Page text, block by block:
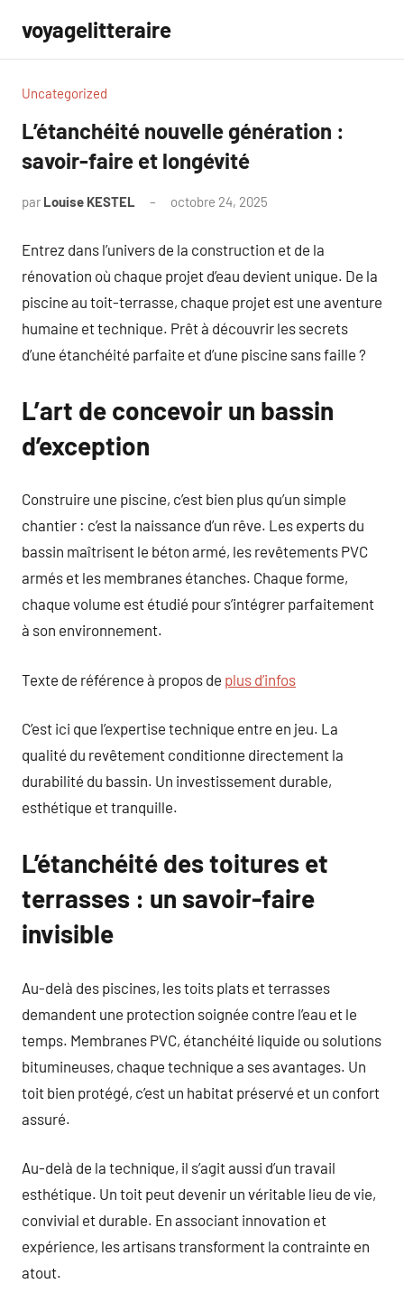
contenu
voyagelitteraire
Uncategorized
L’étanchéité nouvelle génération :
savoir-faire et longévité
par Louise KESTEL octobre 24, 2025
Entrez dans l’univers de la construction et de la
rénovation où chaque projet d’eau devient unique. De la
piscine au toit-terrasse, chaque projet est une aventure
humaine et technique. Prêt à découvrir les secrets
d’une étanchéité parfaite et d’une piscine sans faille ?
L’art de concevoir un bassin
d’exception
Construire une piscine, c’est bien plus qu’un simple
chantier : c’est la naissance d’un rêve. Les experts du
bassin maîtrisent le béton armé, les revêtements PVC
armés et les membranes étanches. Chaque forme,
chaque volume est étudié pour s’intégrer parfaitement
à son environnement.
Texte de référence à propos de plus d’infos
C’est ici que l’expertise technique entre en jeu. La
qualité du revêtement conditionne directement la
durabilité du bassin. Un investissement durable,
esthétique et tranquille.
L’étanchéité des toitures et
terrasses : un savoir-faire
invisible
Au-delà des piscines, les toits plats et terrasses
demandent une protection soignée contre l’eau et le
temps. Membranes PVC, étanchéité liquide ou solutions
bitumineuses, chaque technique a ses avantages. Un
toit bien protégé, c’est un habitat préservé et un confort
assuré.
Au-delà de la technique, il s’agit aussi d’un travail
esthétique. Un toit peut devenir un véritable lieu de vie,
convivial et durable. En associant innovation et
expérience, les artisans transforment la contrainte en
atout.